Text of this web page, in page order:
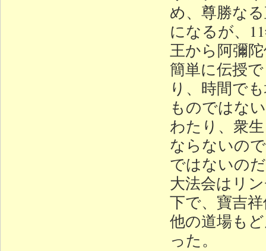
め、尊勝な
になるが、
王から阿彌
簡単に伝授
り、時間で
ものではな
わたり、衆
ならないの
ではないの
大法会はリ
下で、寶吉
他の道場も
った。